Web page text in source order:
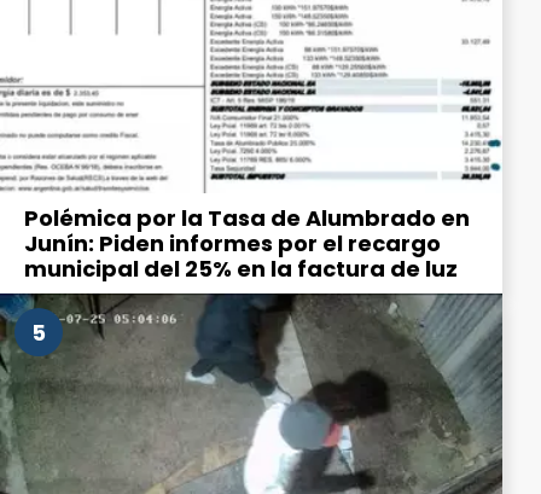
Polémica por la Tasa de Alumbrado en
Junín: Piden informes por el recargo
municipal del 25% en la factura de luz
5